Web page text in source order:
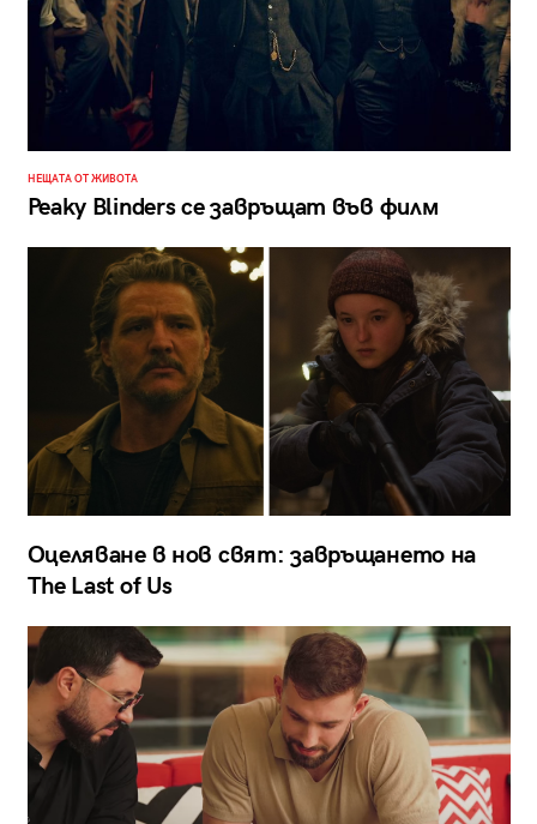
НЕЩАТА ОТ ЖИВОТА
Peaky Blinders се завръщат във филм
Оцеляване в нов свят: завръщането на
The Last of Us